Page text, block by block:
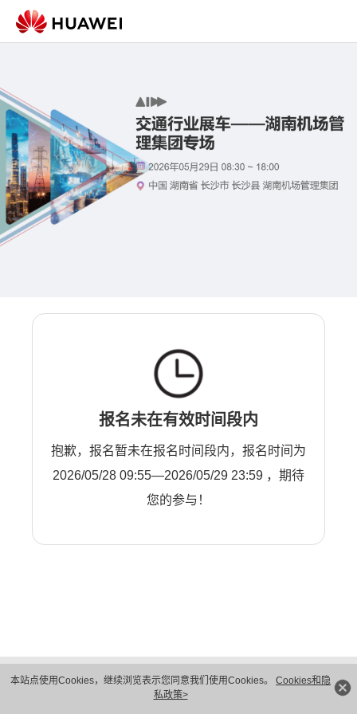
本站点使用Cookies，继续浏览表示您同意我们使用Cookies。 Cookies和隐
私政策>
报名未在有效时间段内
抱歉，报名暂未在报名时间段内，报名时间为
2026/05/28 09:55—2026/05/29 23:59 ，期待
您的参与！
隐私保护
法律声明